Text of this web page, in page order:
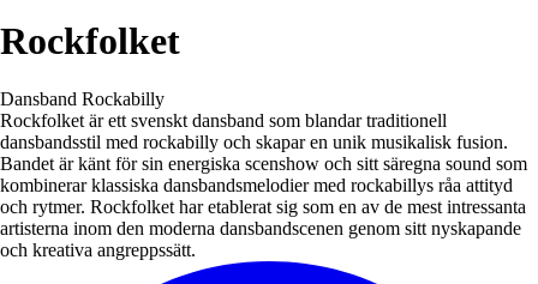
Rockfolket
Dansband Rockabilly
Rockfolket är ett svenskt dansband som blandar traditionell
dansbandsstil med rockabilly och skapar en unik musikalisk fusion.
Bandet är känt för sin energiska scenshow och sitt säregna sound som
kombinerar klassiska dansbandsmelodier med rockabillys råa attityd
och rytmer. Rockfolket har etablerat sig som en av de mest intressanta
artisterna inom den moderna dansbandscenen genom sitt nyskapande
och kreativa angreppssätt.